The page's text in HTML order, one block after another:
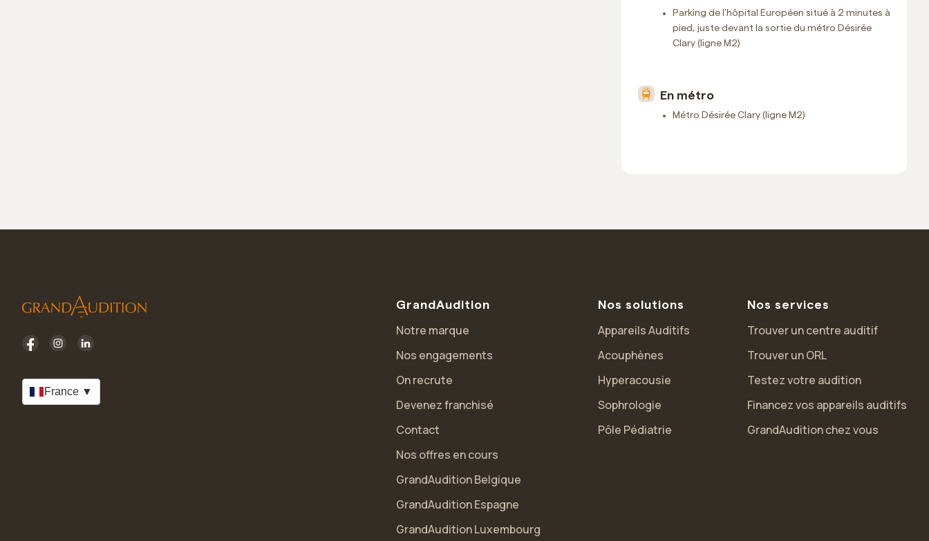
Parking de l’hôpital Européen situé à 2 minutes à
pied, juste devant la sortie du métro Désirée
Clary (ligne M2)
En métro
Métro Désirée Clary (ligne M2)
France ▼
GrandAudition
Notre marque
Nos engagements
On recrute
Devenez franchisé
Contact
Nos offres en cours
GrandAudition Belgique
GrandAudition Espagne
GrandAudition Luxembourg
Nos solutions
Appareils Auditifs
Acouphènes
Hyperacousie
Sophrologie
Pôle Pédiatrie
Nos services
Trouver un centre auditif
Trouver un ORL
Testez votre audition
Financez vos appareils auditifs
GrandAudition chez vous